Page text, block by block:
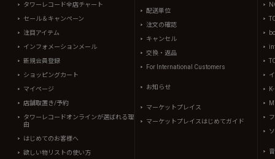
タワーレコード全店チャート
セール＆キャンペーン
注目アイテム
インフォメーションメール
新規会員登録
ショッピングカート
マイページ
店舗取置き/予約
タワーレコードオンラインが選ばれる理
由
はじめてのお客様へ
欲しい物リストの使い方
配送単位
注文の確認
キャンセル
交換・返品
For International Customers
お知らせ
マーケットプレイス
マーケットプレイスはじめてガイド